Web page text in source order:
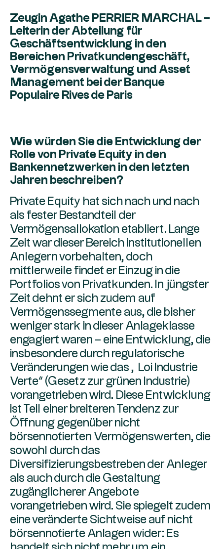
Zeugin Agathe PERRIER MARCHAL –
Leiterin der Abteilung für
Geschäftsentwicklung in den
Bereichen Privatkundengeschäft,
Vermögensverwaltung und Asset
Management bei der Banque
Populaire Rives de Paris
Wie würden Sie die Entwicklung der
Rolle von Private Equity in den
Bankennetzwerken in den letzten
Jahren beschreiben?
Private Equity hat sich nach und nach
als fester Bestandteil der
Vermögensallokation etabliert. Lange
Zeit war dieser Bereich institutionellen
Anlegern vorbehalten, doch
mittlerweile findet er Einzug in die
Portfolios von Privatkunden. In jüngster
Zeit dehnt er sich zudem auf
Vermögenssegmente aus, die bisher
weniger stark in dieser Anlageklasse
engagiert waren – eine Entwicklung, die
insbesondere durch regulatorische
Veränderungen wie das „Loi Industrie
Verte“ (Gesetz zur grünen Industrie)
vorangetrieben wird. Diese Entwicklung
ist Teil einer breiteren Tendenz zur
Öffnung gegenüber nicht
börsennotierten Vermögenswerten, die
sowohl durch das
Diversifizierungsbestreben der Anleger
als auch durch die Gestaltung
zugänglicherer Angebote
vorangetrieben wird. Sie spiegelt zudem
eine veränderte Sichtweise auf nicht
börsennotierte Anlagen wider: Es